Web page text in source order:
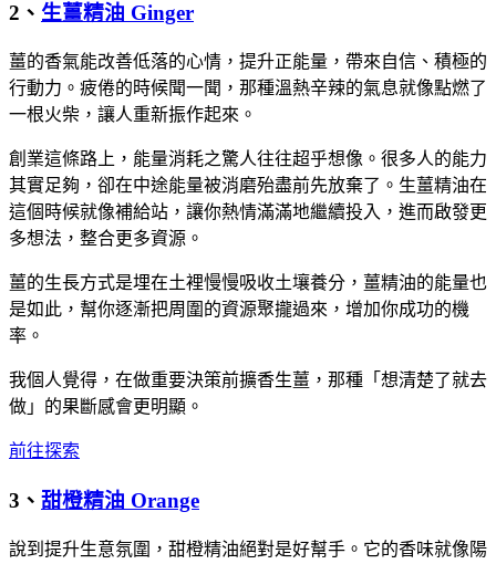
2、 生薑精油 Ginger
薑的香氣能改善低落的心情，提升正能量，帶來自信、積極的
行動力。疲倦的時候聞一聞，那種溫熱辛辣的氣息就像點燃了
一根火柴，讓人重新振作起來。
創業這條路上，能量消耗之驚人往往超乎想像。很多人的能力
其實足夠，卻在中途能量被消磨殆盡前先放棄了。生薑精油在
這個時候就像補給站，讓你熱情滿滿地繼續投入，進而啟發更
多想法，整合更多資源。
薑的生長方式是埋在土裡慢慢吸收土壤養分，薑精油的能量也
是如此，幫你逐漸把周圍的資源聚攏過來，增加你成功的機
率。
我個人覺得，在做重要決策前擴香生薑，那種「想清楚了就去
做」的果斷感會更明顯。
前往探索
3、 甜橙精油 Orange
說到提升生意氛圍，甜橙精油絕對是好幫手。它的香味就像陽